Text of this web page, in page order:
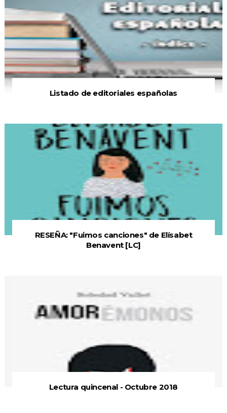
Listado de editoriales españolas
RESEÑA: "Fuimos canciones" de Elísabet
Benavent [LC]
Lectura quincenal - Octubre 2018